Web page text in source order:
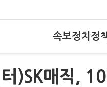
속보정치 정
터)SK매직,